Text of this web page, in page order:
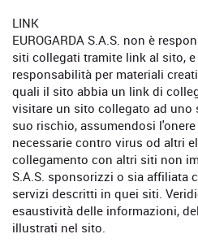
LINK
EUROGARDA S.A.S. non è
siti collegati tramite link al sito,
responsabilità per materiali
quali il sito abbia un link di
visitare un sito collegato ad uno
suo rischio, assumendosi
necessarie contro virus od altri
collegamento con altri siti non
S.A.S. sponsorizzi o sia affiliata
servizi descritti in quei siti.
esaustività delle informazioni,
illustrati nel sito.